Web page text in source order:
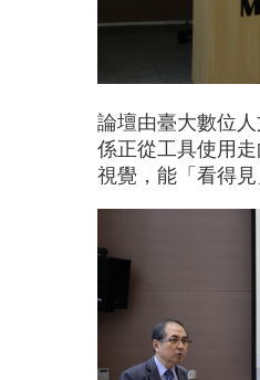
論壇由臺大數位
係正從工具使用
視覺，能「看得